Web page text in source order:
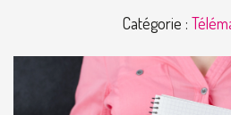
Catégorie :